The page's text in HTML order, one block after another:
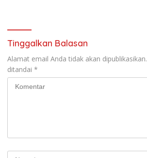
Tinggalkan Balasan
Alamat email Anda tidak akan dipublikasikan.
ditandai *